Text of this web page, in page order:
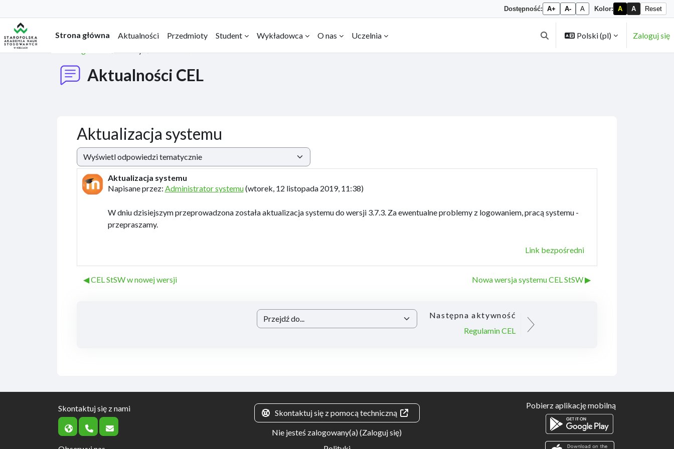
Dostępność: A+ A- A Kolor: A A Reset
Przejdź do głównej zawartości
Strona główna
Aktualności Przedmioty Student Wykładowca O nas Uczelnia
Przełącznik wyszukiwarki
Polski ‎(pl)‎
Zaloguj się
Aktualności CEL
Aktualizacja systemu
Sposób wyświetlania
Aktualizacja systemu
Napisane przez: Administrator systemu(wtorek, 12 listopada 2019, 11:38)
Liczba odpowiedzi: 0
W dniu dzisiejszym przeprowadzona została aktualizacja systemu do wersji 3.7.3. Za ewentualne problemy z logowaniem, pracą systemu -
przepraszamy.
Link bezpośredni
◀︎ CEL StSW w nowej wersji Nowa wersja systemu CEL StSW ▶︎
Przejdź do...
Następna aktywność
Regulamin CEL
Skontaktuj się z nami Skontaktuj się z pomocą techniczną
Nie jesteś zalogowany(a) (Zaloguj się)
Pobierz aplikację mobilną